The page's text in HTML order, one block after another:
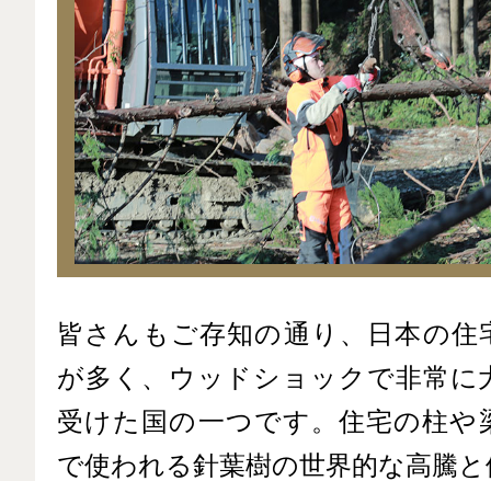
皆さんもご存知の通り、日本の住
が多く、ウッドショックで非常に
受けた国の一つです。住宅の柱や
で使われる針葉樹の世界的な高騰